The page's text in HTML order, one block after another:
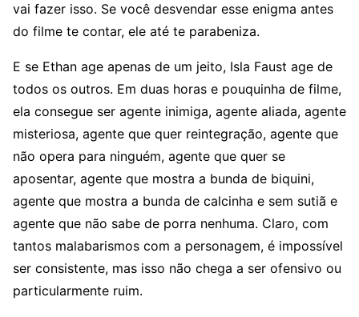
vai fazer isso. Se você desvendar esse enigma antes
do filme te contar, ele até te parabeniza.
E se Ethan age apenas de um jeito, Isla Faust age de
todos os outros. Em duas horas e pouquinha de filme,
ela consegue ser agente inimiga, agente aliada, agente
misteriosa, agente que quer reintegração, agente que
não opera para ninguém, agente que quer se
aposentar, agente que mostra a bunda de biquini,
agente que mostra a bunda de calcinha e sem sutiã e
agente que não sabe de porra nenhuma. Claro, com
tantos malabarismos com a personagem, é impossível
ser consistente, mas isso não chega a ser ofensivo ou
particularmente ruim.